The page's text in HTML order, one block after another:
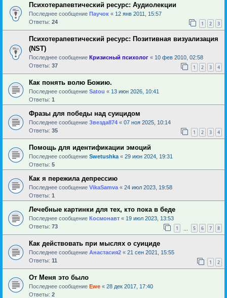
Психотерапевтический ресурс: Аудиолекции
Последнее сообщение Паучок « 12 янв 2011, 15:57
Ответы: 24 1 2 3
Психотерапевтический ресурс: Позитивная визуализация
(NST)
Последнее сообщение Кризисный психолог « 10 фев 2010, 02:58
Ответы: 37 1 2 3 4
Как понять волю Божию.
Последнее сообщение Satou « 13 июн 2026, 10:41
Ответы: 1
Фразы для победы над суицидом
Последнее сообщение Звезда874 « 07 ноя 2025, 10:14
Ответы: 35 1 2 3 4
Помощь для идентификации эмоций
Последнее сообщение Swetushka « 29 июн 2024, 19:31
Ответы: 5
Как я пережила депрессию
Последнее сообщение VikaSamva « 24 июл 2023, 19:58
Ответы: 1
Лечебные картинки для тех, кто пока в беде
Последнее сообщение Космонавт « 19 июл 2023, 13:53
Ответы: 73 1 5 6 7 8
Как действовать при мыслях о суициде
Последнее сообщение Анастасия2 « 21 сен 2021, 15:55
Ответы: 11 1 2
От Меня это было
Последнее сообщение Ewe « 28 дек 2017, 17:40
Ответы: 2